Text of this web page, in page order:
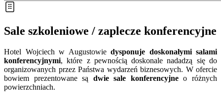
Sale szkoleniowe / zaplecze konferencyjne
Hotel Wojciech w Augustowie dysponuje doskonałymi salami
konferencyjnymi, które z pewnością doskonale nadadzą się do
organizowanych przez Państwa wydarzeń biznesowych. W ofercie
bowiem prezentowane są dwie sale konferencyjneo różnych
powierzchniach.